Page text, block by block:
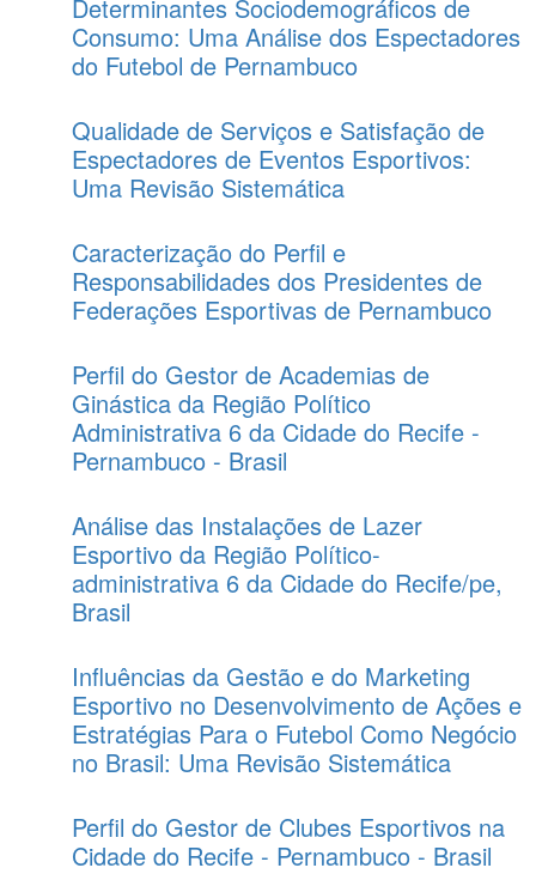
Determinantes Sociodemográficos de
Consumo: Uma Análise dos Espectadores
do Futebol de Pernambuco
Qualidade de Serviços e Satisfação de
Espectadores de Eventos Esportivos:
Uma Revisão Sistemática
Caracterização do Perfil e
Responsabilidades dos Presidentes de
Federações Esportivas de Pernambuco
Perfil do Gestor de Academias de
Ginástica da Região Político
Administrativa 6 da Cidade do Recife -
Pernambuco - Brasil
Análise das Instalações de Lazer
Esportivo da Região Político-
administrativa 6 da Cidade do Recife/pe,
Brasil
Influências da Gestão e do Marketing
Esportivo no Desenvolvimento de Ações e
Estratégias Para o Futebol Como Negócio
no Brasil: Uma Revisão Sistemática
Perfil do Gestor de Clubes Esportivos na
Cidade do Recife - Pernambuco - Brasil